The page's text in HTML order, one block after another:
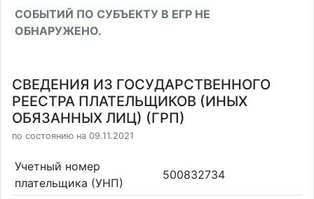
СОБЫТИЙ ПО СУБЪЕКТУ В ЕГР НЕ
ОБНАРУЖЕНО.
СВЕДЕНИЯ ИЗ ГОСУДАРСТВЕННОГО
РЕЕСТРА ПЛАТЕЛЬЩИКОВ (ИНЫХ
ОБЯЗАННЫХ ЛИЦ) (ГРП)
по состоянию на 09.11.2021
Учетный номер
плательщика (УНП)
500832734